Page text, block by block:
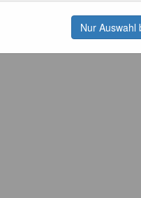
Nur Auswahl